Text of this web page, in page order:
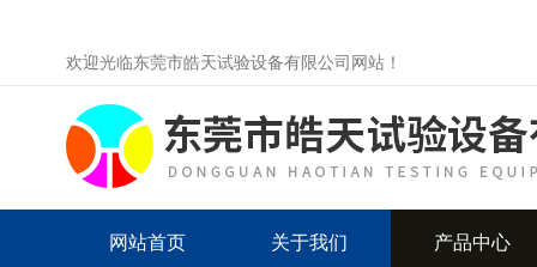
欢迎光临东莞市皓天试验设备有限公司网站！
网站首页 关于我们 产品中心